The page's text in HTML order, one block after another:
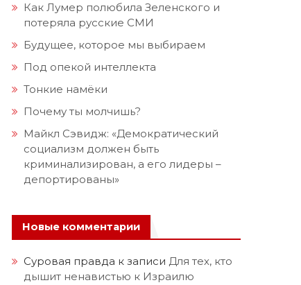
Как Лумер полюбила Зеленского и
потеряла русские СМИ
Будущее, которое мы выбираем
Под опекой интеллекта
Тонкие намёки
Почему ты молчишь?
Майкл Сэвидж: «Демократический
социализм должен быть
криминализирован, а его лидеры –
депортированы»
Новые комментарии
Суровая правда к записи Для тех, кто
дышит ненавистью к Израилю